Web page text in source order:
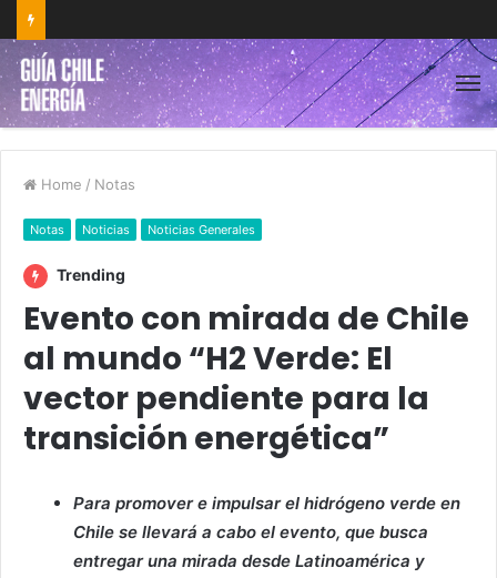
Home / Notas
Notas Noticias Noticias Generales
Trending
Evento con mirada de Chile
al mundo “H2 Verde: El
vector pendiente para la
transición energética”
Para promover e impulsar el hidrógeno verde en
Chile se llevará a cabo el evento, que busca
entregar una mirada desde Latinoamérica y